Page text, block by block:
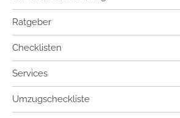
Ratgeber
Checklisten
Services
Umzugscheckliste